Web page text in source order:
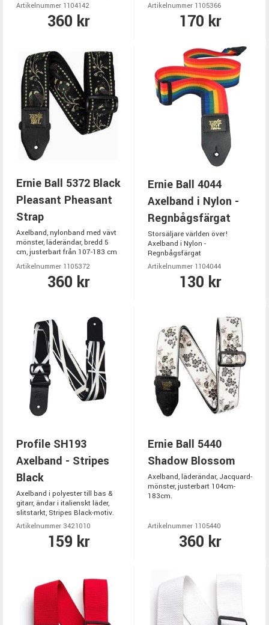
Artikelnummer 1104142
360 kr
Artikelnummer 1105366
170 kr
Ernie Ball 5372 Black
Pleasant Pheasant
Strap
Axelband, nylonband med vävt
mönster, läderändar, bredd 5
cm, justerbart från 107-183 cm
Artikelnummer 1105372
360 kr
Ernie Ball 4044
Axelband i Nylon -
Regnbågsfärgat
Storsäljare världen över!
Axelband i Nylon -
Regnbågsfärgat
Artikelnummer 1104044
130 kr
Profile SH193
Axelband - Stripes
Black
Axelband i polyester till bas &
gitarr, ändar i italienskt läder,
slitstarkt, Stripes Black-motiv.
Artikelnummer 3421010
159 kr
Ernie Ball 5440
Shadow Blossom
Axelband, läderändar, Jacquard-
mönster, justerbart 104cm-
183cm.
Artikelnummer 1105440
360 kr